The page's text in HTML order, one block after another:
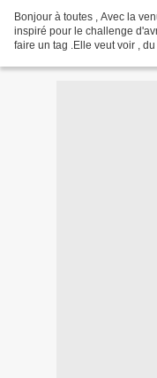
Bonjour à toutes , Avec la
inspiré pour le challenge
faire un tag .Elle veut voir ,